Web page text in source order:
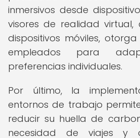
inmersivos desde
visores de realidad
dispositivos móviles,
empleados para
preferencias individuales.
Por último, la
entornos de trabajo
reducir su huella de
necesidad de viajes y